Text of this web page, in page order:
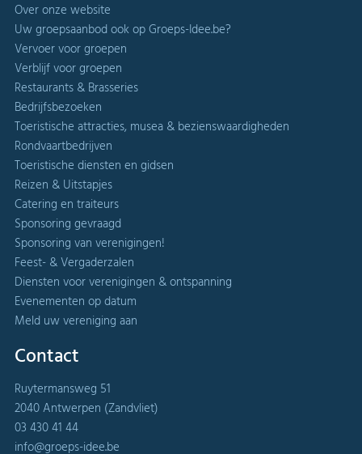
Over onze website
Uw groepsaanbod ook op Groeps-Idee.be?
Vervoer voor groepen
Verblijf voor groepen
Restaurants & Brasseries
Bedrijfsbezoeken
Toeristische attracties, musea & bezienswaardigheden
Rondvaartbedrijven
Toeristische diensten en gidsen
Reizen & Uitstapjes
Catering en traiteurs
Sponsoring gevraagd
Sponsoring van verenigingen!
Feest- & Vergaderzalen
Diensten voor verenigingen & ontspanning
Evenementen op datum
Meld uw vereniging aan
Contact
Ruytermansweg 51
2040 Antwerpen (Zandvliet)
03 430 41 44
info@groeps-idee.be